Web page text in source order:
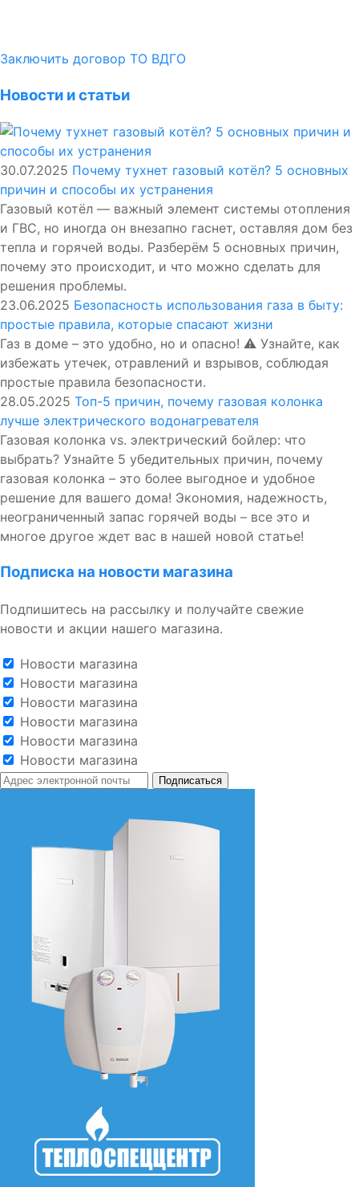
Заключить договор ТО ВДГО
Новости и статьи
30.07.2025 Почему тухнет газовый котёл? 5 основных
причин и способы их устранения
Газовый котёл — важный элемент системы отопления
и ГВС, но иногда он внезапно гаснет, оставляя дом без
тепла и горячей воды. Разберём 5 основных причин,
почему это происходит, и что можно сделать для
решения проблемы.
23.06.2025 Безопасность использования газа в быту:
простые правила, которые спасают жизни
Газ в доме – это удобно, но и опасно! ⚠️ Узнайте, как
избежать утечек, отравлений и взрывов, соблюдая
простые правила безопасности.
28.05.2025 Топ-5 причин, почему газовая колонка
лучше электрического водонагревателя
Газовая колонка vs. электрический бойлер: что
выбрать? Узнайте 5 убедительных причин, почему
газовая колонка – это более выгодное и удобное
решение для вашего дома! Экономия, надежность,
неограниченный запас горячей воды – все это и
многое другое ждет вас в нашей новой статье!
Подписка на новости магазина
Подпишитесь на рассылку и получайте свежие
новости и акции нашего магазина.
Новости магазина
Новости магазина
Новости магазина
Новости магазина
Новости магазина
Новости магазина